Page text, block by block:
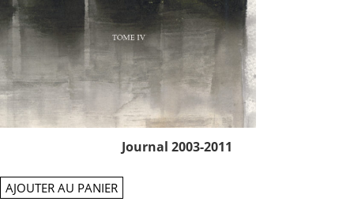
Journal 2003-2011
AJOUTER AU PANIER